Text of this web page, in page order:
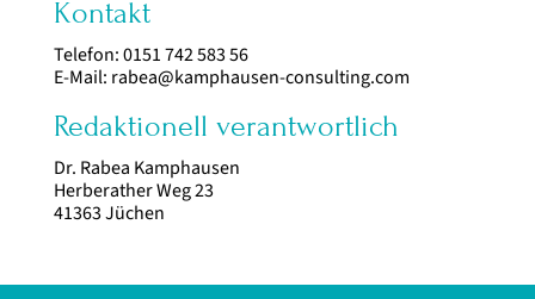
Kontakt
Telefon: 0151 742 583 56
E-Mail: rabea@kamphausen-consulting.com
Redaktionell verantwortlich
Dr. Rabea Kamphausen
Herberather Weg 23
41363 Jüchen